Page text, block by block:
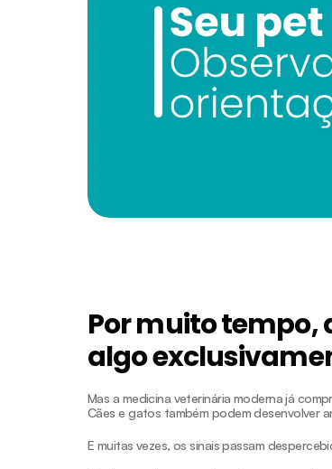
Por muito tempo,
algo
Mas a medicina veterinária moderna já
Cães e gatos também podem desenvolver
E muitas vezes, os sinais passam